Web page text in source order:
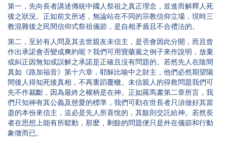
第一，先向長者講述傳統中國人祭祖之真正理念，並進而解釋人死
後之狀況。正如前文所述，無論站在不同的宗教信仰立場，現時三
教混雜後之民間信仰式祭祖儀節，是自相矛盾且不合禮法的。
第二，至於有人問及其去世親友未信主，是否會因此分開，而且曾
作出承諾會否變成爽約呢？我們可用寶藥黨之例子來作說明，放棄
或糾正因無知或誤解之承諾是正確且沒有問題的。若然先人在陰間
真如《路加福音》第十六章，耶穌比喻中之財主，他們必然期望陽
間後人得知死後真相，不再重蹈覆轍。未信親人的得救問題我們可
先不作裁斷，因為最終之權柄是在神。正如羅馬書第二章所言，我
們只知神有其公義及慈愛的標準，我們可勸在世長者只須做好其當
盡的本份來信主，這必是先人所喜悅的，其餘則交託給神。若然長
者在思想上能有所鬆動，那麼，剩餘的問題便只是外在儀節和行動
象徵而已。